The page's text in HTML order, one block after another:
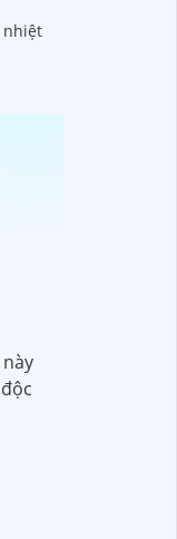
nhiệt